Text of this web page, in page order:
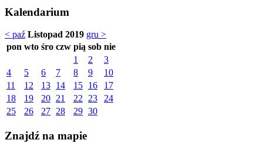
Kalendarium
< paź Listopad 2019 gru >
pon wto śro czw pią sob nie
1
2
3
4
5 6 7 8 9
10
11
12 13 14 15 16
17
18
19 20 21 22 23
24
25
26 27 28 29 30
Znajdź na mapie